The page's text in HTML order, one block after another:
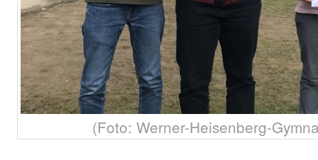
(Foto: Werner-Heisenberg-